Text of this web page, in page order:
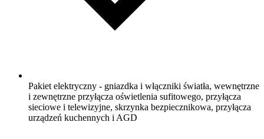
Pakiet elektryczny - gniazdka i włączniki światła, wewnętrzne
i zewnętrzne przyłącza oświetlenia sufitowego, przyłącza
sieciowe i telewizyjne, skrzynka bezpiecznikowa, przyłącza
urządzeń kuchennych i AGD